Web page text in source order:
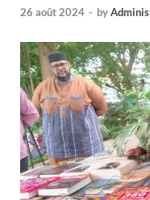
26 août 2024 - by